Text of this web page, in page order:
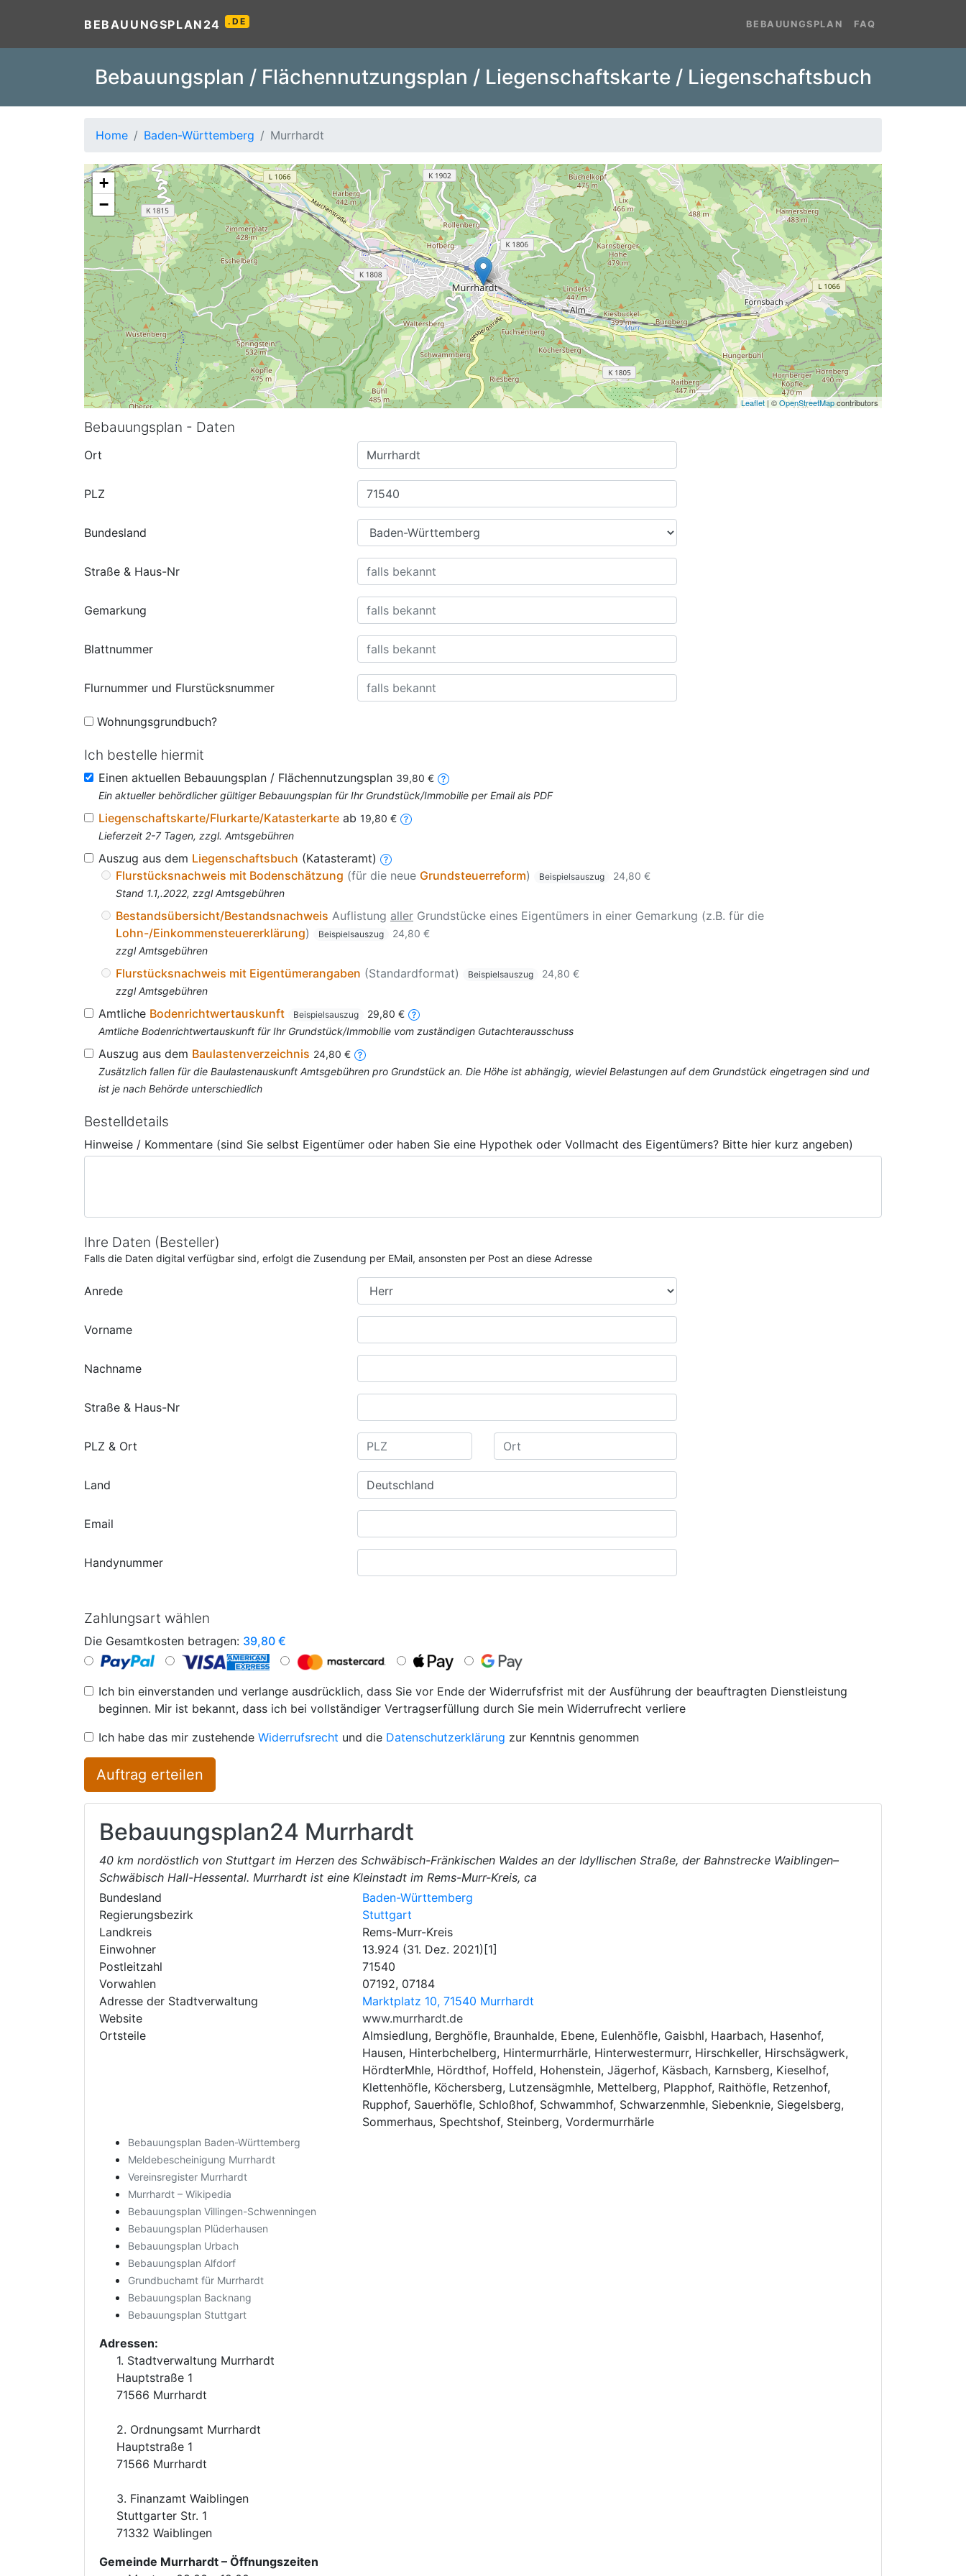
BEBAUUNGSPLAN24 .DE BEBAUUNGSPLAN FAQ
Bebauungsplan / Flächennutzungsplan / Liegenschaftskarte / Liegenschaftsbuch
Home Baden-Württemberg Murrhardt
+
−
Leaflet| ©OpenStreetMapcontributors
Bebauungsplan - Daten
Ort
PLZ
Bundesland
Straße & Haus-Nr
Gemarkung
Blattnummer
Flurnummer und Flurstücksnummer
Wohnungsgrundbuch?
Ich bestelle hiermit
Einen aktuellen Bebauungsplan / Flächennutzungsplan 39,80 €
Ein aktueller behördlicher gültiger Bebauungsplan für Ihr Grundstück/Immobilie per Email als PDF
Liegenschaftskarte/Flurkarte/Katasterkarte ab 19,80 €
Lieferzeit 2-7 Tagen, zzgl. Amtsgebühren
Auszug aus dem Liegenschaftsbuch (Katasteramt)
Flurstücksnachweis mit Bodenschätzung (für die neue Grundsteuerreform) Beispielsauszug
24,80 €
Stand 1.1,.2022, zzgl Amtsgebühren
Bestandsübersicht/Bestandsnachweis Auflistung aller Grundstücke eines Eigentümers in einer Gemarkung (z.B. für die
Lohn-/Einkommensteuererklärung) Beispielsauszug
24,80 €
zzgl Amtsgebühren
Flurstücksnachweis mit Eigentümerangaben (Standardformat) Beispielsauszug
24,80 €
zzgl Amtsgebühren
Amtliche Bodenrichtwertauskunft Beispielsauszug
29,80 €
Amtliche Bodenrichtwertauskunft für Ihr Grundstück/Immobilie vom zuständigen Gutachterausschuss
Auszug aus dem Baulastenverzeichnis 24,80 €
Zusätzlich fallen für die Baulastenauskunft Amtsgebühren pro Grundstück an. Die Höhe ist abhängig, wieviel Belastungen auf dem Grundstück eingetragen sind und
ist je nach Behörde unterschiedlich
Bestelldetails
Hinweise / Kommentare (sind Sie selbst Eigentümer oder haben Sie eine Hypothek oder Vollmacht des Eigentümers? Bitte hier kurz angeben)
Ihre Daten (Besteller)
Falls die Daten digital verfügbar sind, erfolgt die Zusendung per EMail, ansonsten per Post an diese Adresse
Anrede
Vorname
Nachname
Straße & Haus-Nr
PLZ & Ort
Land
Email
Handynummer
Zahlungsart wählen
Die Gesamtkosten betragen: 39,80 €
Ich bin einverstanden und verlange ausdrücklich, dass Sie vor Ende der Widerrufsfrist mit der Ausführung der beauftragten Dienstleistung
beginnen. Mir ist bekannt, dass ich bei vollständiger Vertragserfüllung durch Sie mein Widerrufrecht verliere
Ich habe das mir zustehende Widerrufsrecht und die Datenschutzerklärung zur Kenntnis genommen
Auftrag erteilen
Bebauungsplan24 Murrhardt
40 km nordöstlich von Stuttgart im Herzen des Schwäbisch-Fränkischen Waldes an der Idyllischen Straße, der Bahnstrecke Waiblingen–
Schwäbisch Hall-Hessental. Murrhardt ist eine Kleinstadt im Rems-Murr-Kreis, ca
Bundesland
Baden-Württemberg
Regierungsbezirk
Stuttgart
Landkreis
Rems-Murr-Kreis
Einwohner
13.924 (31. Dez. 2021)[1]
Postleitzahl
71540
Vorwahlen
07192, 07184
Adresse der Stadtverwaltung
Marktplatz 10, 71540 Murrhardt
Website
www.murrhardt.de
Ortsteile
Almsiedlung, Berghöfle, Braunhalde, Ebene, Eulenhöfle, Gaisbhl, Haarbach, Hasenhof,
Hausen, Hinterbchelberg, Hintermurrhärle, Hinterwestermurr, Hirschkeller, Hirschsägwerk,
HördterMhle, Hördthof, Hoffeld, Hohenstein, Jägerhof, Käsbach, Karnsberg, Kieselhof,
Klettenhöfle, Köchersberg, Lutzensägmhle, Mettelberg, Plapphof, Raithöfle, Retzenhof,
Rupphof, Sauerhöfle, Schloßhof, Schwammhof, Schwarzenmhle, Siebenknie, Siegelsberg,
Sommerhaus, Spechtshof, Steinberg, Vordermurrhärle
Bebauungsplan Baden-Württemberg
Meldebescheinigung Murrhardt
Vereinsregister Murrhardt
Murrhardt – Wikipedia
Bebauungsplan Villingen-Schwenningen
Bebauungsplan Plüderhausen
Bebauungsplan Urbach
Bebauungsplan Alfdorf
Grundbuchamt für Murrhardt
Bebauungsplan Backnang
Bebauungsplan Stuttgart
Adressen:
1. Stadtverwaltung Murrhardt
Hauptstraße 1
71566 Murrhardt
2. Ordnungsamt Murrhardt
Hauptstraße 1
71566 Murrhardt
3. Finanzamt Waiblingen
Stuttgarter Str. 1
71332 Waiblingen
Gemeinde Murrhardt – Öffnungszeiten